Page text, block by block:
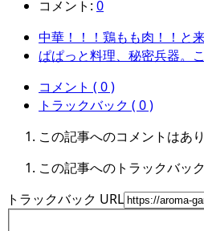
コメント: 0
中華！！！鶏もも肉！！と
ぱぱっと料理、秘密兵器。
コメント ( 0 )
トラックバック ( 0 )
この記事へのコメントはあり
この記事へのトラックバッ
トラックバック URL